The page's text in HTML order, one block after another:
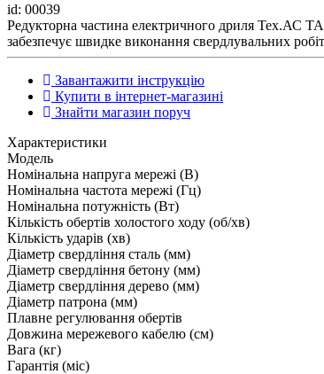
id: 00039
Редукторна частина електричного дриля Тех.АС
забезпечує швидке виконання свердлувальних
Завантажити інструкцію
Купити в інтернет-магазині
Знайти магазин поруч
Характеристики
Модель
Номінальна напруга мережі (В)
Номінальна частота мережі (Гц)
Номінальна потужність (Вт)
Кількість обертів холостого ходу (об/хв)
Кількість ударів (хв)
Діаметр свердління сталь (мм)
Діаметр свердління бетону (мм)
Діаметр свердління дерево (мм)
Діаметр патрона (мм)
Плавне регулювання обертів
Довжина мережевого кабелю (см)
Вага (кг)
Гарантія (міс)